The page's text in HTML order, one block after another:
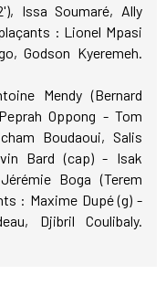
Issa Soumaré, Ally
: Lionel Mpasi
Godson Kyeremeh.
Mendy (Bernard
Oppong - Tom
Boudaoui, Salis
Bard (cap) - Isak
Boga (Terem
: Maxime Dupé (g) -
Djibril Coulibaly.